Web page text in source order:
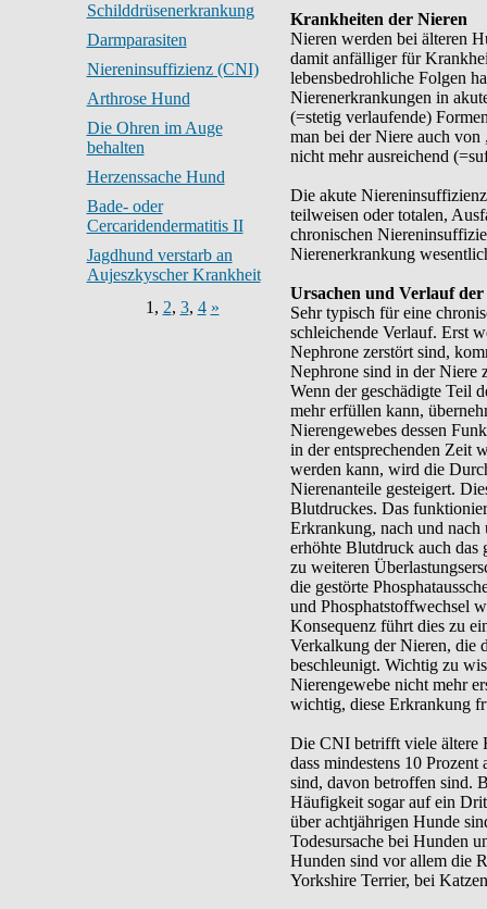
Schilddrüsenerkrankung
Darmparasiten
Niereninsuffizienz (CNI)
Arthrose Hund
Die Ohren im Auge
behalten
Herzenssache Hund
Bade- oder
Cercaridendermatitis II
Jagdhund verstarb an
Aujeszkyscher Krankheit
1 , 2, 3, 4 »
Krankheiten der Nieren
Nieren werden bei älteren
damit anfälliger für
lebensbedrohliche Folgen
Nierenerkrankungen in
(=stetig verlaufende)
man bei der Niere auch
nicht mehr ausreichend
Die akute
teilweisen oder totalen,
chronischen
Nierenerkrankung
Ursachen und Verlauf
Sehr typisch für eine
schleichende Verlauf. Erst
Nephrone zerstört sind,
Nephrone sind in der Niere
Wenn der geschädigte Teil
mehr erfüllen kann,
Nierengewebes dessen
in der entsprechenden Zeit
werden kann, wird die
Nierenanteile gesteigert.
Blutdruckes. Das
Erkrankung, nach und
erhöhte Blutdruck auch das
zu weiteren
die gestörte
und Phosphatstoffwechsel
Konsequenz führt dies zu
Verkalkung der Nieren, die
beschleunigt. Wichtig zu
Nierengewebe nicht mehr
wichtig, diese Erkrankung
Die CNI betrifft viele ältere
dass mindestens 10
sind, davon betroffen sind.
Häufigkeit sogar auf ein
über achtjährigen Hunde
Todesursache bei Hunden
Hunden sind vor allem die
Yorkshire Terrier, bei